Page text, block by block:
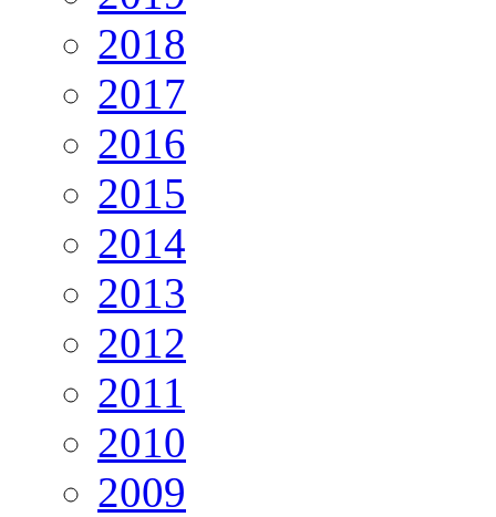
2018
2017
2016
2015
2014
2013
2012
2011
2010
2009